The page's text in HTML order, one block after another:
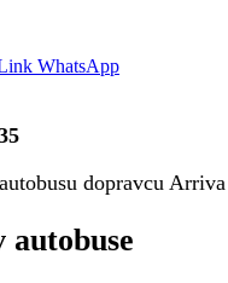
WhatsApp
dopravcu
autobuse